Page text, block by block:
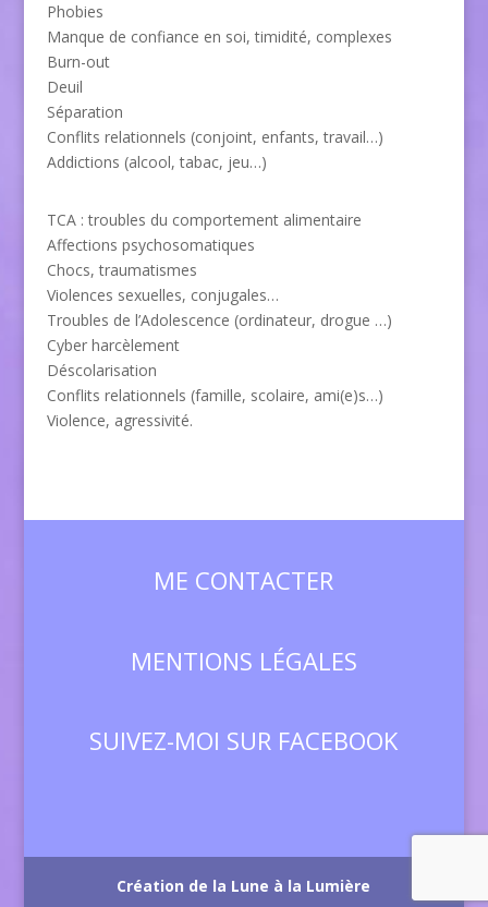
Phobies
Manque de confiance en soi, timidité, complexes
Burn-out
Deuil
Séparation
Conflits relationnels (conjoint, enfants, travail…)
Addictions (alcool, tabac, jeu…)
TCA : troubles du comportement alimentaire
Affections psychosomatiques
Chocs, traumatismes
Violences sexuelles, conjugales…
Troubles de l’Adolescence (ordinateur, drogue …)
Cyber harcèlement
Déscolarisation
Conflits relationnels (famille, scolaire, ami(e)s…)
Violence, agressivité.
ME CONTACTER
MENTIONS LÉGALES
SUIVEZ-MOI SUR FACEBOOK
Création de la Lune à la Lumière